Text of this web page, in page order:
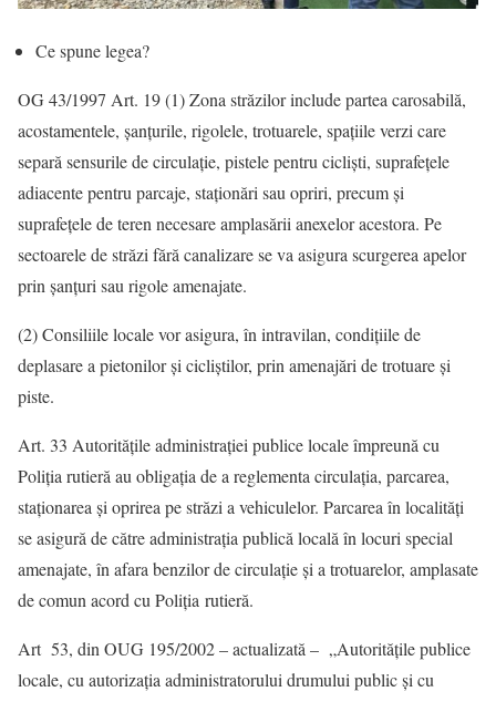
Ce spune legea?
OG 43/1997 Art. 19 (1) Zona străzilor include partea carosabilă,
acostamentele, şanţurile, rigolele, trotuarele, spaţiile verzi care
separă sensurile de circulaţie, pistele pentru ciclişti, suprafeţele
adiacente pentru parcaje, staţionări sau opriri, precum şi
suprafeţele de teren necesare amplasării anexelor acestora. Pe
sectoarele de străzi fără canalizare se va asigura scurgerea apelor
prin şanţuri sau rigole amenajate.
(2) Consiliile locale vor asigura, în intravilan, condiţiile de
deplasare a pietonilor şi cicliştilor, prin amenajări de trotuare şi
piste.
Art. 33 Autorităţile administraţiei publice locale împreună cu
Poliţia rutieră au obligaţia de a reglementa circulaţia, parcarea,
staţionarea şi oprirea pe străzi a vehiculelor. Parcarea în localităţi
se asigură de către administraţia publică locală în locuri special
amenajate, în afara benzilor de circulaţie şi a trotuarelor, amplasate
de comun acord cu Poliţia rutieră.
Art 53, din OUG 195/2002 – actualizată – „Autoritățile publice
locale, cu autorizația administratorului drumului public și cu